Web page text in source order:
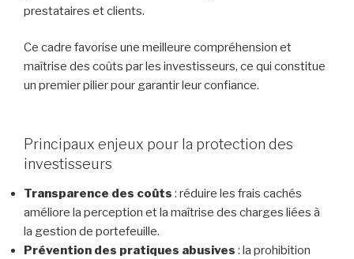
prestataires et clients.
Ce cadre favorise une meilleure compréhension et
maîtrise des coûts par les investisseurs, ce qui constitue
un premier pilier pour garantir leur confiance.
Principaux enjeux pour la protection des
investisseurs
Transparence des coûts : réduire les frais cachés
améliore la perception et la maîtrise des charges liées à
la gestion de portefeuille.
Prévention des pratiques abusives : la prohibition